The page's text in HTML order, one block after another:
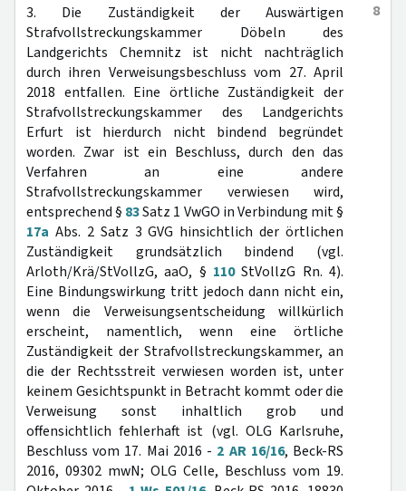
8
3. Die Zuständigkeit der Auswärtigen
Strafvollstreckungskammer Döbeln des
Landgerichts Chemnitz ist nicht nachträglich
durch ihren Verweisungsbeschluss vom 27. April
2018 entfallen. Eine örtliche Zuständigkeit der
Strafvollstreckungskammer des Landgerichts
Erfurt ist hierdurch nicht bindend begründet
worden. Zwar ist ein Beschluss, durch den das
Verfahren an eine andere
Strafvollstreckungskammer verwiesen wird,
entsprechend § 83Satz 1 VwGO in Verbindung mit §
17a Abs. 2 Satz 3 GVG hinsichtlich der örtlichen
Zuständigkeit grundsätzlich bindend (vgl.
Arloth/Krä/StVollzG, aaO, § 110StVollzG Rn. 4).
Eine Bindungswirkung tritt jedoch dann nicht ein,
wenn die Verweisungsentscheidung willkürlich
erscheint, namentlich, wenn eine örtliche
Zuständigkeit der Strafvollstreckungskammer, an
die der Rechtsstreit verwiesen worden ist, unter
keinem Gesichtspunkt in Betracht kommt oder die
Verweisung sonst inhaltlich grob und
offensichtlich fehlerhaft ist (vgl. OLG Karlsruhe,
Beschluss vom 17. Mai 2016 - 2 AR 16/16, Beck-RS
2016, 09302 mwN; OLG Celle, Beschluss vom 19.